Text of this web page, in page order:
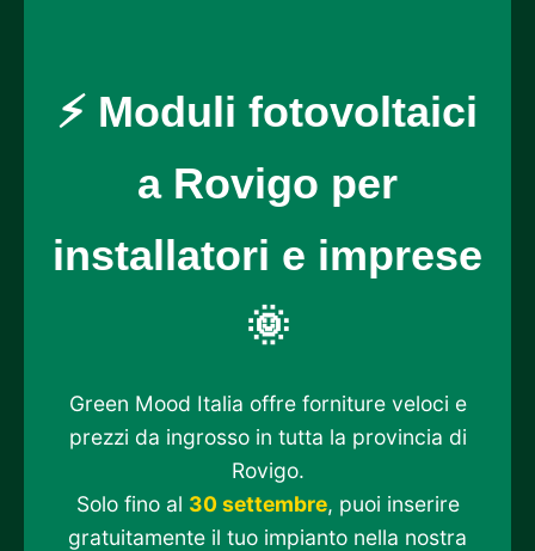
⚡ Moduli fotovoltaici
a Rovigo per
installatori e imprese
🌞
Green Mood Italia offre forniture veloci e
prezzi da ingrosso in tutta la provincia di
Rovigo.
Solo fino al 30 settembre, puoi inserire
gratuitamente il tuo impianto nella nostra